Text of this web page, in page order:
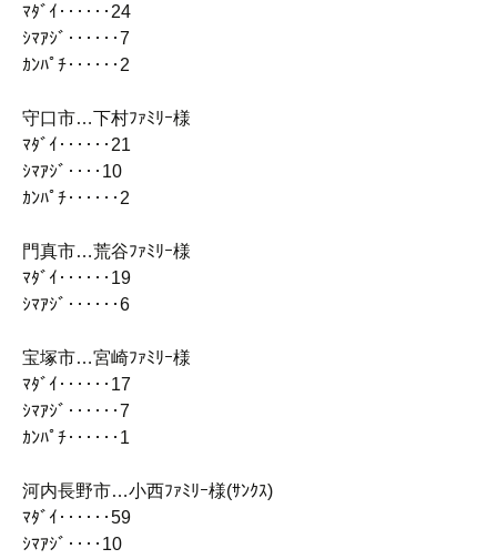
ﾏﾀﾞｲ‥‥‥24
ｼﾏｱｼﾞ‥‥‥7
ｶﾝﾊﾟﾁ‥‥‥2
守口市…下村ﾌｧﾐﾘｰ様
ﾏﾀﾞｲ‥‥‥21
ｼﾏｱｼﾞ‥‥10
ｶﾝﾊﾟﾁ‥‥‥2
門真市…荒谷ﾌｧﾐﾘｰ様
ﾏﾀﾞｲ‥‥‥19
ｼﾏｱｼﾞ‥‥‥6
宝塚市…宮崎ﾌｧﾐﾘｰ様
ﾏﾀﾞｲ‥‥‥17
ｼﾏｱｼﾞ‥‥‥7
ｶﾝﾊﾟﾁ‥‥‥1
河内長野市…小西ﾌｧﾐﾘｰ様(ｻﾝｸｽ)
ﾏﾀﾞｲ‥‥‥59
ｼﾏｱｼﾞ‥‥10